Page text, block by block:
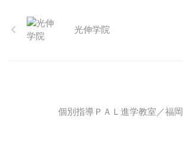
光伸学院
個別指導ＰＡＬ進学教室／福